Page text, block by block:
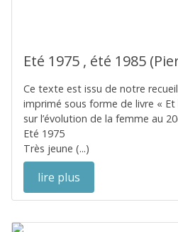
Eté 1975 , été 1985
Ce texte est issu de notre
imprimé sous forme de livre «
sur l’évolution de la femme au
Eté 1975
Très jeune (...)
lire plus